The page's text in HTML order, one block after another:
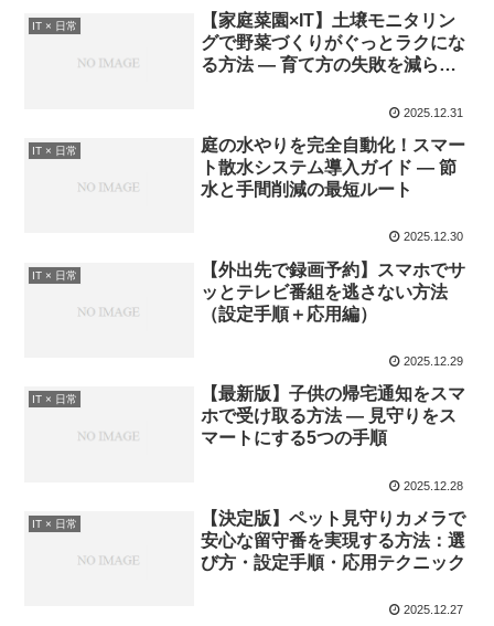
IT × 日常
【家庭菜園×IT】土壌モニタリン
グで野菜づくりがぐっとラクにな
る方法 — 育て方の失敗を減らす
2025.12.31
IT × 日常
庭の水やりを完全自動化！スマー
ト散水システム導入ガイド — 節
水と手間削減の最短ルート
2025.12.30
IT × 日常
【外出先で録画予約】スマホでサ
ッとテレビ番組を逃さない方法
（設定手順＋応用編）
2025.12.29
IT × 日常
【最新版】子供の帰宅通知をスマ
ホで受け取る方法 — 見守りをス
マートにする5つの手順
2025.12.28
IT × 日常
【決定版】ペット見守りカメラで
安心な留守番を実現する方法：選
び方・設定手順・応用テクニック
2025.12.27